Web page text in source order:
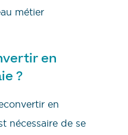
métier
en
?
en
nécessaire de se